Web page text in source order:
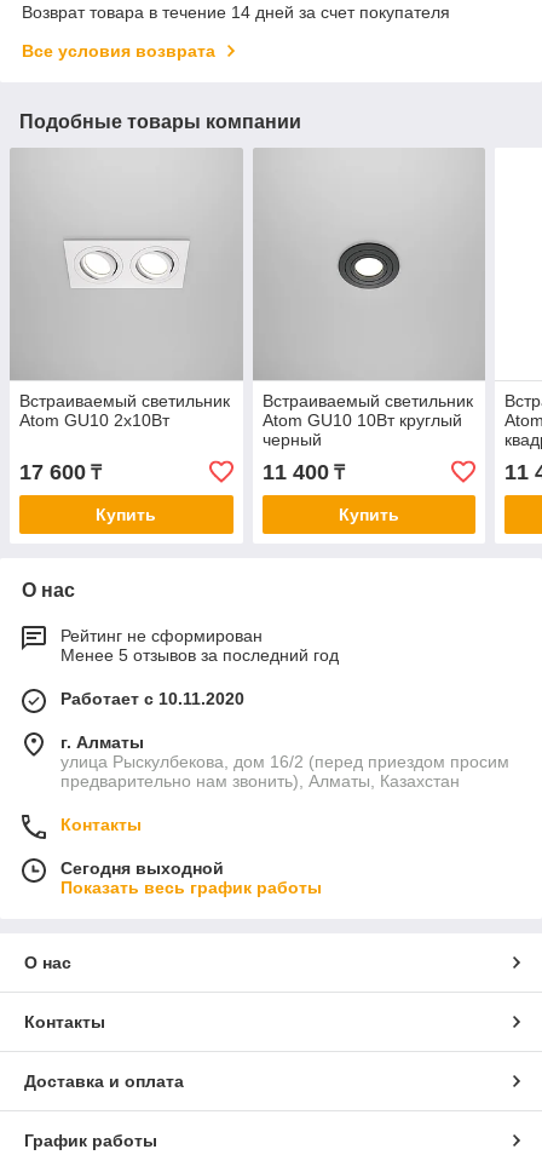
Возврат товара в течение 14 дней за счет покупателя
Все условия возврата
Подобные товары компании
Встраиваемый светильник
Atom GU10 2x10Вт
17 600 ₸
Купить
Встраиваемый светильник
Atom GU10 10Вт круглый
черный
11 400₸
Купить
11
О нас
Рейтинг не сформирован
Менее 5 отзывов за последний год
Работает с 10.11.2020
г. Алматы
улица Рыскулбекова, дом 16/2 (перед приездом просим
предварительно нам звонить), Алматы, Казахстан
Контакты
Сегодня выходной
Показать весь график работы
О нас
Контакты
Доставка и оплата
График работы